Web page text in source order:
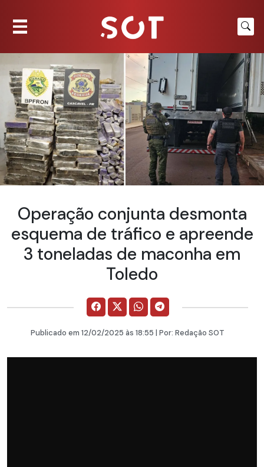
Operação conjunta desmonta
esquema de tráfico e apreende
3 toneladas de maconha em
Toledo
Publicado em 12/02/2025 às 18:55 | Por: Redação SOT